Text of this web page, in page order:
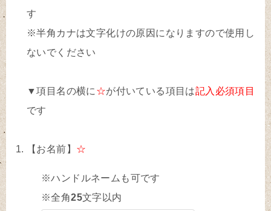
す
※半角カナは文字化けの原因になりますので使用し
ないでください
▼項目名の横に ☆が付いている項目は記入必須項目
です
【お名前】 ☆
※ハンドルネームも可です
※全角25文字以内